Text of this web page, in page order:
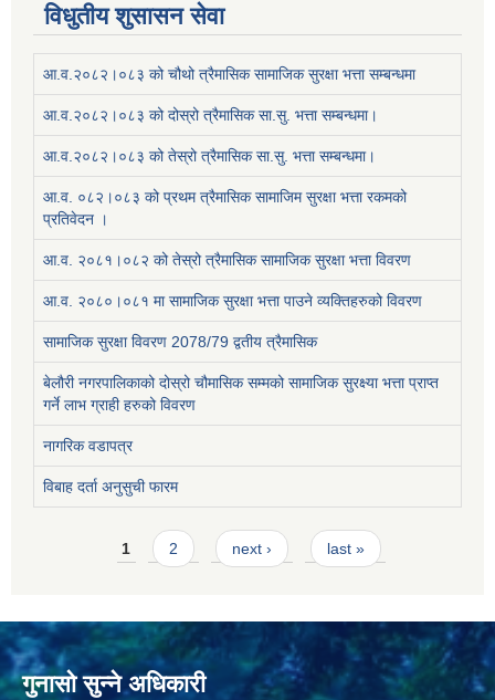
विधुतीय शुसासन सेवा
आ.व.२०८२।०८३ को चौथो त्रैमासिक सामाजिक सुरक्षा भत्ता सम्बन्धमा
आ.व.२०८२।०८३ को दोस्रो त्रैमासिक सा.सु. भत्ता सम्बन्धमा।
आ.व.२०८२।०८३ को तेस्रो त्रैमासिक सा.सु. भत्ता सम्बन्धमा।
आ.व. ०८२।०८३ को प्रथम त्रैमासिक सामाजिम सुरक्षा भत्ता रकमको
प्रतिवेदन ।
आ.व. २०८१।०८२ को तेस्रो त्रैमासिक सामाजिक सुरक्षा भत्ता विवरण
आ.व. २०८०।०८१ मा सामाजिक सुरक्षा भत्ता पाउने व्यक्तिहरुको विवरण
सामाजिक सुरक्षा विवरण 2078/79 द्वतीय त्रैमासिक
बेलौरी नगरपालिकाको दोस्रो चौमासिक सम्मको सामाजिक सुरक्ष्या भत्ता प्राप्त
गर्ने लाभ ग्राही हरुको विवरण
नागरिक वडापत्र
विबाह दर्ता अनुसुची फारम
Pages1 2 next › last »
गुनासो सुन्ने अधिकारी